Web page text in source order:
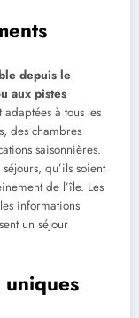
depuis le
aux pistes
adaptées à tous les
des chambres
saisonnières.
qu’ils soient
de l’île. Les
informations
un séjour